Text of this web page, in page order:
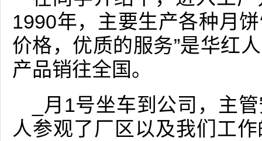
1990年，主要生产各种月
价格，优质的服务”是华红
产品销往全国。
_月1号坐车到公司，主
人参观了厂区以及我们工